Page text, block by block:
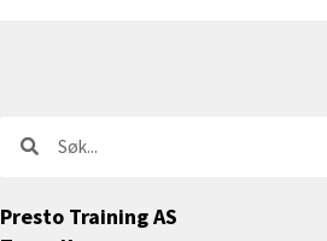
Søk
Presto Training AS